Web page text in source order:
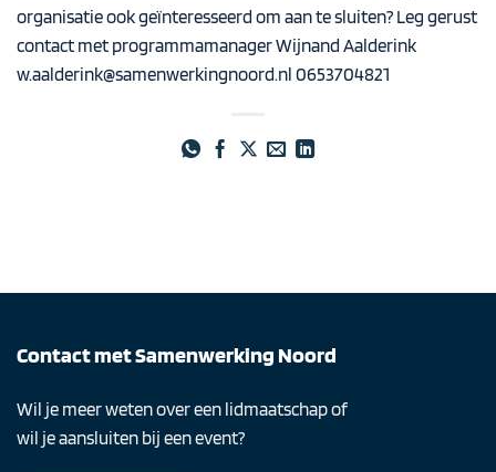
organisatie ook geïnteresseerd om aan te sluiten? Leg gerust
contact met programmamanager Wijnand Aalderink
w.aalderink@samenwerkingnoord.nl 0653704821
Contact met Samenwerking Noord
Wil je meer weten over een lidmaatschap of
wil je aansluiten bij een event?